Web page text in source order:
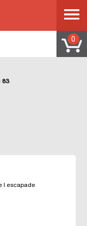
agence.php
modules/class/visiteur.php
83
0
l escapade